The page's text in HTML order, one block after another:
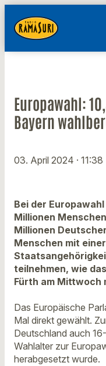
Europawahl:
Bayern
03. April 2024 ·
Bei der
Millionen
Millionen
Menschen mit
teilnehmen, wie
Fürth am Mittwoch
Das Europäische
Mal direkt gewählt.
Deutschland auch
Wahlalter zur
herabgesetzt wurde.